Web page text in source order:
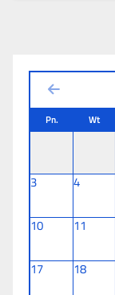
Pn. Wt
3
4
10
11
17
18